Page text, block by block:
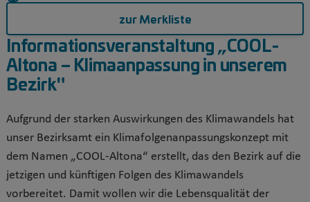
Informationsveranstaltung „COOL-
Altona – Klimaanpassung in unserem
Bezirk"
Aufgrund der starken Auswirkungen des Klimawandels hat
unser Bezirksamt ein Klimafolgenanpassungskonzept mit
dem Namen „COOL-Altona“ erstellt, das den Bezirk auf die
jetzigen und künftigen Folgen des Klimawandels
vorbereitet. Damit wollen wir die Lebensqualität der
zur Merkliste